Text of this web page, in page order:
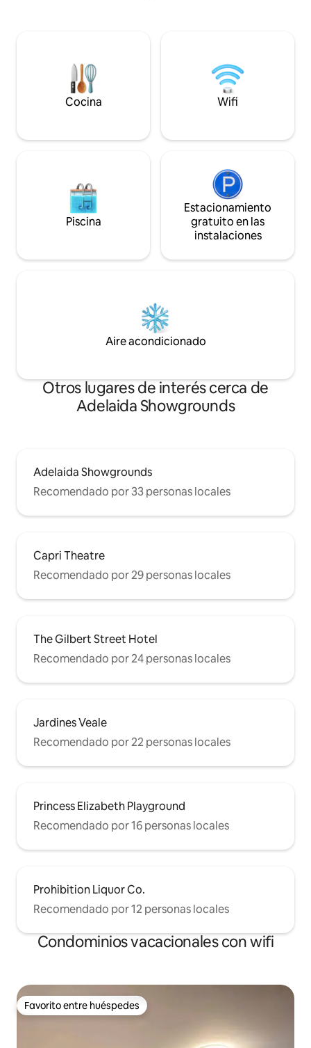
de Showgrounds, cafeterías Goodwood
y restaurantes/tiendas de Hyde Park.
Fácil acceso en tranvía a la ciudad y
disfrutando de la
de las bulliciosas
de abajo.
Cocina Wifi
Piscina
Estacionamiento
gratuito en las
instalaciones
Aire acondicionado
Otros lugares de interés cerca de
Adelaida Showgrounds
Adelaida Showgrounds
Recomendado por 33 personas locales
Capri Theatre
Recomendado por 29 personas locales
The Gilbert Street Hotel
Recomendado por 24 personas locales
Jardines Veale
Recomendado por 22 personas locales
Princess Elizabeth Playground
Recomendado por 16 personas locales
Prohibition Liquor Co.
Recomendado por 12 personas locales
Condominios vacacionales con wifi
Favorito entre huéspedes
Favorito entre huéspedes